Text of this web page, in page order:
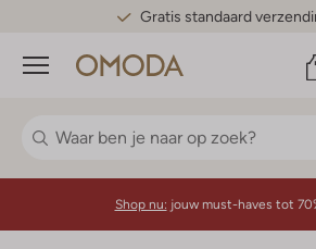
Gratis standaard
Menu
Shop nu: jouw must-haves tot